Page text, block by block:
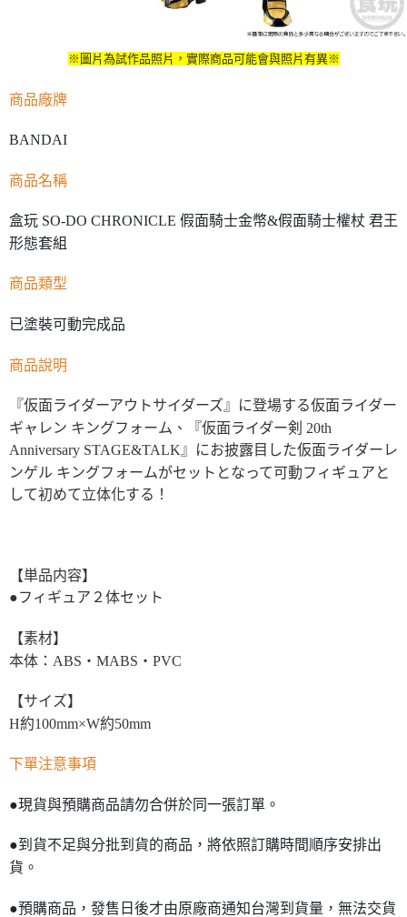
※圖片為試作品照片，實際商品可能會與照片有異※
商品廠牌
BANDAI
商品名稱
盒玩 SO-DO CHRONICLE 假面騎士金幣&假面騎士權杖 君王
形態套組
商品類型
已塗裝可動完成品
商品說明
『仮面ライダーアウトサイダーズ』に登場する仮面ライダー
ギャレン キングフォーム、『仮面ライダー剣 20th
Anniversary STAGE&TALK』にお披露目した仮面ライダーレ
ンゲル キングフォームがセットとなって可動フィギュアと
して初めて立体化する！
【単品内容】
●フィギュア２体セット
【素材】
本体：ABS・MABS・PVC
【サイズ】
H約100mm×W約50mm
下單注意事項
●現貨與預購商品請勿合併於同一張訂單。
●到貨不足與分批到貨的商品，將依照訂購時間順序安排出
貨。
●預購商品，發售日後才由原廠商通知台灣到貨量，無法交貨